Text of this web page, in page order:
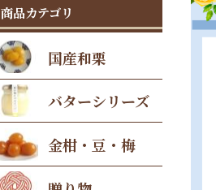
商品カテゴリ
国産和栗
バターシリーズ
金柑・豆・梅